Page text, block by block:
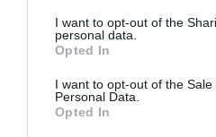
not limited to your visit or usage
grant or deny consent to
use your data for below
consent section.
I want to opt-out of the
personal data.
Opted In
I want to opt-out of the Sale
Personal Data.
Opted In
ότι «ανάλογο είναι το
καταγράφεται και στις
Ηνωμένες Πολιτείες.
επανέφερε η